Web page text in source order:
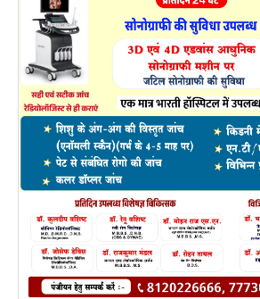
टी. बजरंग (रायपुर),
सोनू साहू (फाफाडीह, रायपुर),
जनक बघेल (त्रिमूर्ति नगर, रायपुर),
अमित यादव (फाफाडीह, रायपुर),
सचिन ध्रुव (फाफाडीह, रायपुर),
शुभम उर्फ चंद्रमणी साहू (फाफाडीह, रायपुर),